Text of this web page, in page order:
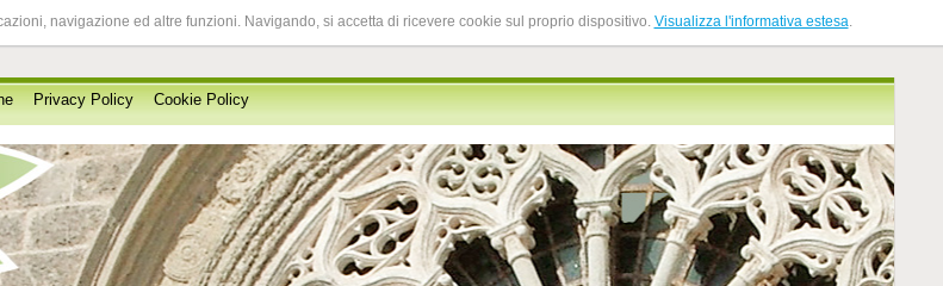
navigazione ed altre funzioni. Navigando, si accetta di ricevere cookie sul proprio dispositivo. Visualizza l'informativa estesa.
Privacy Policy Cookie Policy